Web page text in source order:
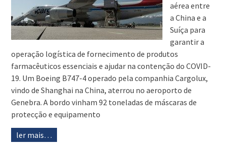
aérea entre
a China e a
Suíça para
garantir a
operação logística de fornecimento de produtos
farmacêuticos essenciais e ajudar na contenção do COVID-
19. Um Boeing B747-4 operado pela companhia Cargolux,
vindo de Shanghai na China, aterrou no aeroporto de
Genebra. A bordo vinham 92 toneladas de máscaras de
protecção e equipamento
ler mais…